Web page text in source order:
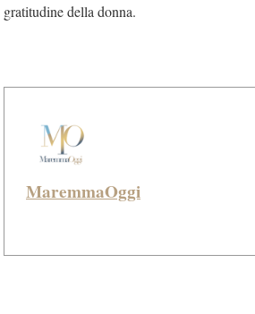
gratitudine della donna.
MaremmaOggi